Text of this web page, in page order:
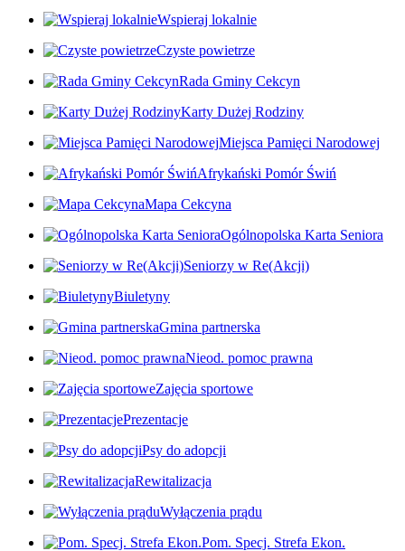
Wspieraj lokalnie
Czyste powietrze
Rada Gminy Cekcyn
Karty Dużej Rodziny
Miejsca Pamięci Narodowej
Afrykański Pomór Świń
Mapa Cekcyna
Ogólnopolska Karta Seniora
Seniorzy w Re(Akcji)
Biuletyny
Gmina partnerska
Nieod. pomoc prawna
Zajęcia sportowe
Prezentacje
Psy do adopcji
Rewitalizacja
Wyłączenia prądu
Pom. Specj. Strefa Ekon.